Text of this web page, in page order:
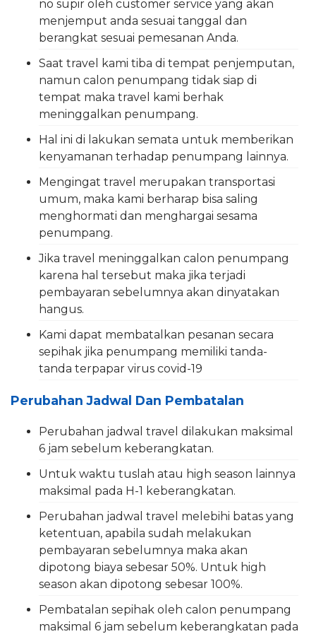
no supir oleh customer service yang akan
menjemput anda sesuai tanggal dan
berangkat sesuai pemesanan Anda.
Saat travel kami tiba di tempat penjemputan,
namun calon penumpang tidak siap di
tempat maka travel kami berhak
meninggalkan penumpang.
Hal ini di lakukan semata untuk memberikan
kenyamanan terhadap penumpang lainnya.
Mengingat travel merupakan transportasi
umum, maka kami berharap bisa saling
menghormati dan menghargai sesama
penumpang.
Jika travel meninggalkan calon penumpang
karena hal tersebut maka jika terjadi
pembayaran sebelumnya akan dinyatakan
hangus.
Kami dapat membatalkan pesanan secara
sepihak jika penumpang memiliki tanda-
tanda terpapar virus covid-19
Perubahan Jadwal Dan Pembatalan
Perubahan jadwal travel dilakukan maksimal
6 jam sebelum keberangkatan.
Untuk waktu tuslah atau high season lainnya
maksimal pada H-1 keberangkatan.
Perubahan jadwal travel melebihi batas yang
ketentuan, apabila sudah melakukan
pembayaran sebelumnya maka akan
dipotong biaya sebesar 50%. Untuk high
season akan dipotong sebesar 100%.
Pembatalan sepihak oleh calon penumpang
maksimal 6 jam sebelum keberangkatan pada